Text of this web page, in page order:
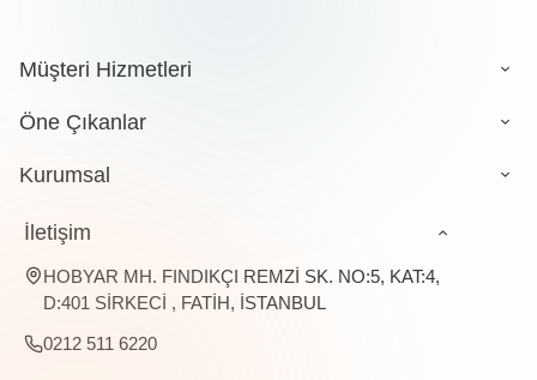
Müşteri Hizmetleri
Öne Çıkanlar
Kurumsal
İletişim
HOBYAR MH. FINDIKÇI REMZİ SK. NO:5, KAT:4,
D:401 SİRKECİ , FATİH, İSTANBUL
0212 511 6220